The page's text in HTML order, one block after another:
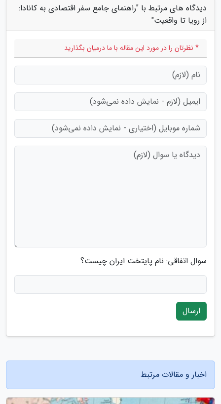
دیدگاه های مرتبط با "راهنمای جامع سفر اقتصادی به کانادا:
از رویا تا واقعیت"
* نظرتان را در مورد این مقاله با ما درمیان بگذارید
سوال اتفاقی: نام پایتخت ایران چیست؟
ارسال
اخبار و مقالات مرتبط